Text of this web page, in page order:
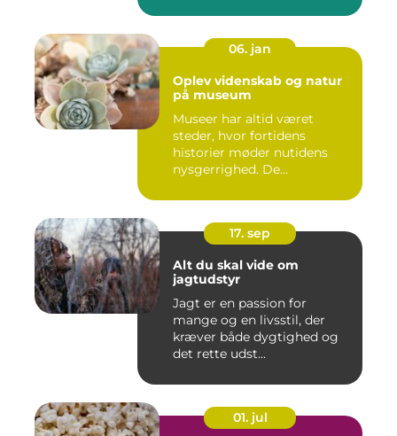
06. jan
Oplev videnskab og natur
på museum
Museer har altid været
steder, hvor fortidens
historier møder nutidens
nysgerrighed. De...
17. sep
Alt du skal vide om
jagtudstyr
Jagt er en passion for
mange og en livsstil, der
kræver både dygtighed og
det rette udst...
01. jul